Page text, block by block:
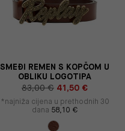
SMEĐI REMEN S KOPČOM U
OBLIKU LOGOTIPA
83,00 € 41,50 €
*najniža cijena u prethodnih 30
dana 58,10 €